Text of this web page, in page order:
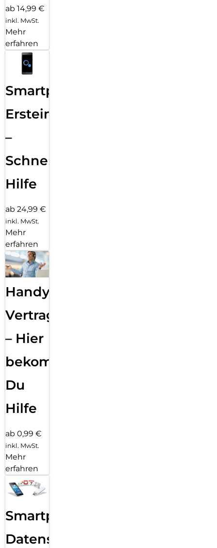
ab 14,99 €
inkl. MwSt.
Mehr
erfahren
Smartphone
Ersteinrichtung
–
Schnelle
Hilfe
ab 24,99 €
inkl. MwSt.
Mehr
erfahren
Handy
Vertragsabwicklung
– Hier
bekommst
Du
Hilfe
ab 0,99 €
inkl. MwSt.
Mehr
erfahren
Smartphone
Datensicherung